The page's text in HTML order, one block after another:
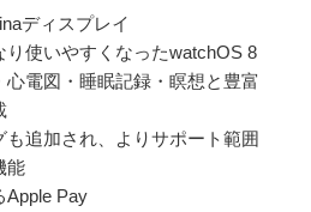
ディスプレイ
り使いやすくなったwatchOS 8
電図・睡眠記録・瞑想と豊富
追加され、よりサポート範囲
能
Apple Pay